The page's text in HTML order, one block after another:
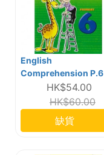
English
Comprehension P.6
HK$54.00
HK$60.00
缺貨